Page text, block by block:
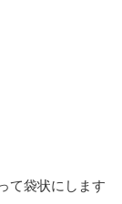
て袋状にします